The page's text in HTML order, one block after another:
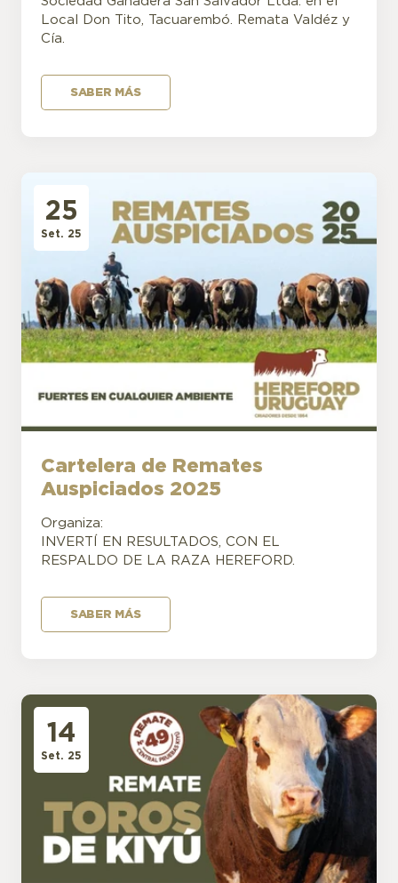
Local Don Tito, Tacuarembó. Remata Valdéz y
Cía.
SABER MÁS
25
Set. 25
Cartelera de Remates
Auspiciados 2025
Organiza:
INVERTÍ EN RESULTADOS, CON EL
RESPALDO DE LA RAZA HEREFORD.
SABER MÁS
14
Set. 25